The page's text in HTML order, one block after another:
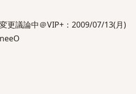
更議論中＠VIP+：2009/07/13(月)